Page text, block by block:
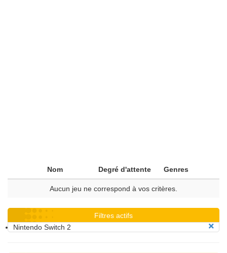
Nom Degré d'attente Genres
Aucun jeu ne correspond à vos critères.
Filtres actifs
Nintendo Switch 2